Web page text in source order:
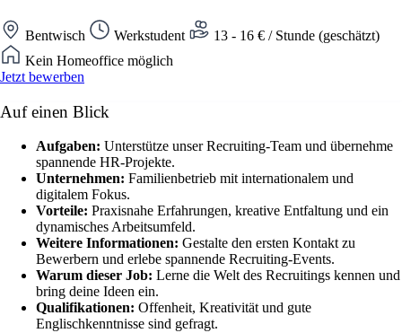
Bentwisch Werkstudent
13 - 16 € / Stunde (geschätzt)
Kein Homeoffice möglich
Jetzt bewerben
Auf einen Blick
Aufgaben: Unterstütze unser Recruiting-Team und übernehme
spannende HR-Projekte.
Unternehmen: Familienbetrieb mit internationalem und
digitalem Fokus.
Vorteile: Praxisnahe Erfahrungen, kreative Entfaltung und ein
dynamisches Arbeitsumfeld.
Weitere Informationen: Gestalte den ersten Kontakt zu
Bewerbern und erlebe spannende Recruiting-Events.
Warum dieser Job: Lerne die Welt des Recruitings kennen und
bring deine Ideen ein.
Qualifikationen: Offenheit, Kreativität und gute
Englischkenntnisse sind gefragt.